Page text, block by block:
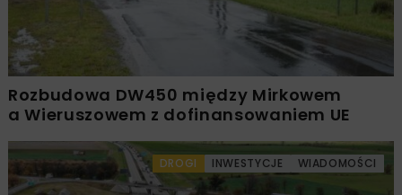
Rozbudowa DW450 między Mirkowem
a Wieruszowem z dofinansowaniem UE
DROGI INWESTYCJE WIADOMOŚCI